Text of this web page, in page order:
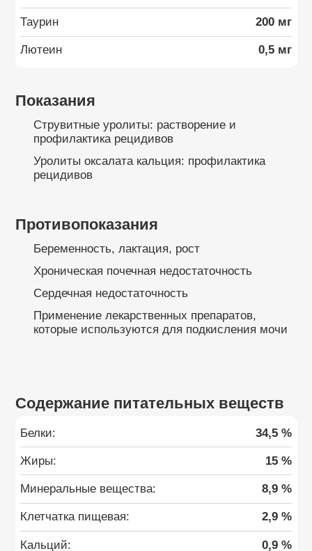
Таурин 200 мг
Лютеин 0,5 мг
Показания
Струвитные уролиты: растворение и
профилактика рецидивов
Уролиты оксалата кальция: профилактика
рецидивов
Противопоказания
Беременность, лактация, рост
Хроническая почечная недостаточность
Сердечная недостаточность
Применение лекарственных препаратов,
которые используются для подкисления мочи
Содержание питательных веществ
Белки: 34,5 %
Жиры: 15 %
Минеральные вещества: 8,9 %
Клетчатка пищевая: 2,9 %
Кальций: 0,9 %